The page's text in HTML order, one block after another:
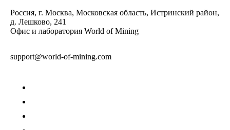
Россия, г. Москва, Московская область, Истринский район,
д. Лешково, 241
Офис и лаборатория World of Mining
support@world-of-mining.com